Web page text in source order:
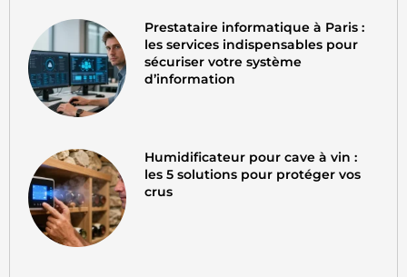
Prestataire informatique à Paris :
les services indispensables pour
sécuriser votre système
d’information
Humidificateur pour cave à vin :
les 5 solutions pour protéger vos
crus